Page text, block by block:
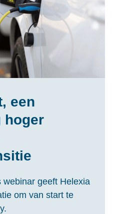
een
hoger
webinar geeft Helexia
om van start te